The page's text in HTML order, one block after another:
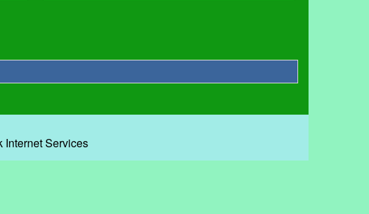
Internet Services